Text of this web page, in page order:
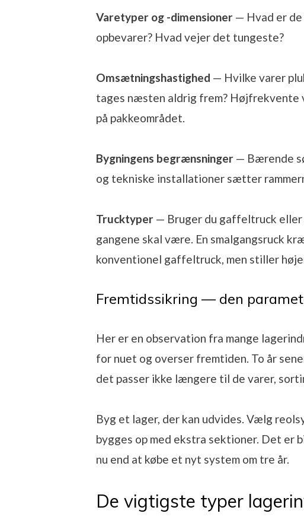
Varetyper og -dimensioner — Hvad er
opbevarer? Hvad vejer det tungeste?
Omsætningshastighed — Hvilke varer
tages næsten aldrig frem?
på pakkeområdet.
Bygningens begrænsninger — Bærende
og tekniske installationer sætter
Trucktyper — Bruger du gaffeltruck eller
gangene skal være. En smalgangsruck
konventionel gaffeltruck, men stiller
Fremtidssikring — den
Her er en observation fra mange
for nuet og overser fremtiden. To år
det passer ikke længere til de varer,
Byg et lager, der kan udvides. Vælg
bygges op med ekstra sektioner. Det er
nu end at købe et nyt system om tre år.
De vigtigste typer